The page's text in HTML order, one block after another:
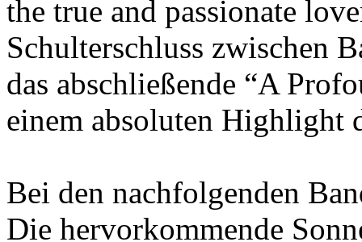
the true and passionate
Schulterschluss zwischen
das abschließende “A
einem absoluten Highlight
Bei den nachfolgenden
Die hervorkommende